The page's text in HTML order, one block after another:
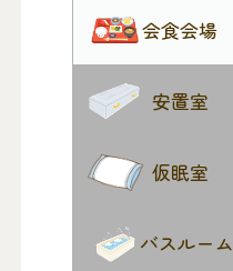
会食会場
安置室
仮眠室
バスルーム